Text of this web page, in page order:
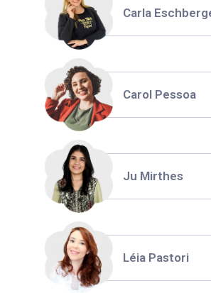
Carla
Carol Pessoa
Ju Mirthes
Léia Pastori